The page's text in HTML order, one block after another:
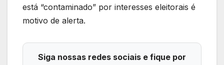
está “contaminado” por interesses eleitorais é
motivo de alerta.
Siga nossas redes sociais e fique por